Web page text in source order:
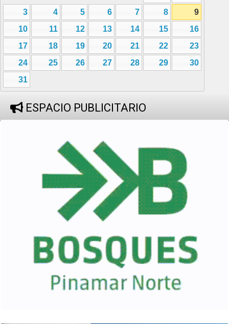
3
4 5 6 7 8
9
10
11 12 13 14 15
16
17
18 19 20 21 22
23
24
25 26 27 28 29
30
31
ESPACIO PUBLICITARIO